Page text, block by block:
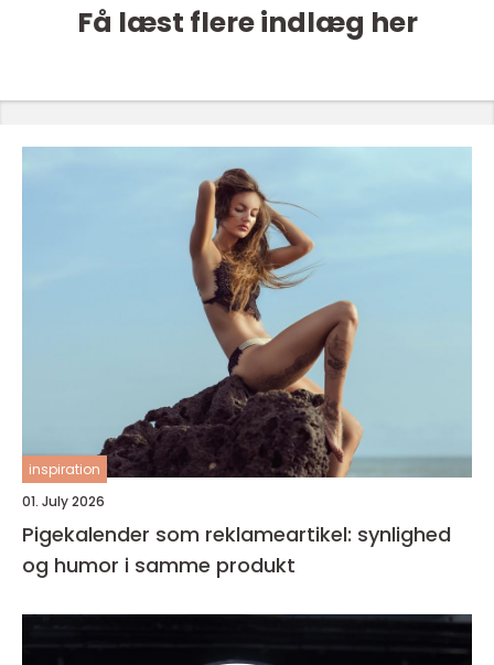
Få læst flere indlæg her
inspiration
01. July 2026
Pigekalender som reklameartikel: synlighed
og humor i samme produkt